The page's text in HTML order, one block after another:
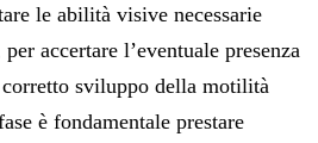
le abilità visive necessarie
accertare l’eventuale presenza
sviluppo della motilità
è fondamentale prestare